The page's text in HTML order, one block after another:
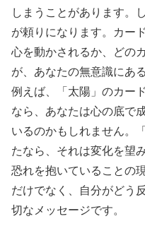
しまうことがあります。
が頼りになります。カー
心を動かされるか、どの
が、あなたの無意識にあ
例えば、「太陽」のカー
なら、あなたは心の底で
いるのかもしれません。
たなら、それは変化を望
恐れを抱いていることの
だけでなく、自分がどう
切なメッセージです。